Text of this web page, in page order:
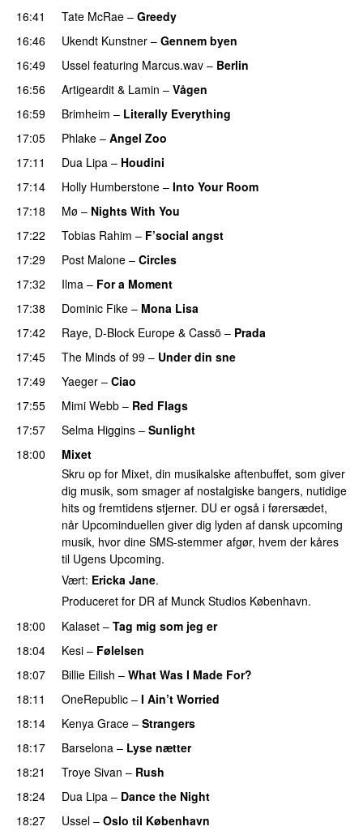
16:41 Tate McRae – Greedy
16:46
Ukendt Kunstner – Gennem byen
16:49
Ussel featuring Marcus.wav – Berlin
16:56
Artigeardit & Lamin – Vågen
16:59
Brimheim – Literally Everything
17:05 Phlake – Angel Zoo
17:11
Dua Lipa – Houdini
17:14
Holly Humberstone – Into Your Room
17:18
Mø – Nights With You
17:22
Tobias Rahim – F’social angst
17:29
Post Malone – Circles
17:32
Ilma – For a Moment
17:38 Dominic Fike – Mona Lisa
17:42 Raye, D-Block Europe & Cassö – Prada
17:45
The Minds of 99 – Under din sne
17:49 Yaeger – Ciao
17:55 Mimi Webb – Red Flags
17:57
Selma Higgins – Sunlight
18:00
Mixet
Skru op for Mixet, din musikalske aftenbuffet, som giver
dig musik, som smager af nostalgiske bangers, nutidige
hits og fremtidens stjerner. DU er også i førersædet,
når Upcominduellen giver dig lyden af dansk upcoming
musik, hvor dine SMS-stemmer afgør, hvem der kåres
til Ugens Upcoming.
Vært: Ericka Jane.
Produceret for DR af Munck Studios København.
18:00
Kalaset – Tag mig som jeg er
18:04 Kesi – Følelsen
18:07
Billie Eilish – What Was I Made For?
18:11 OneRepublic – I Ain’t Worried
18:14
Kenya Grace – Strangers
18:17 Barselona – Lyse nætter
18:21
Troye Sivan – Rush
18:24
Dua Lipa – Dance the Night
18:27
Ussel – Oslo til København